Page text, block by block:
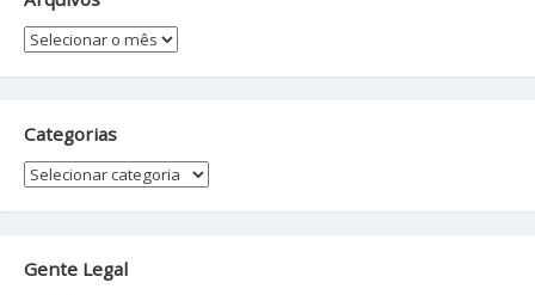
Arquivos
Categorias
Categorias
Gente Legal